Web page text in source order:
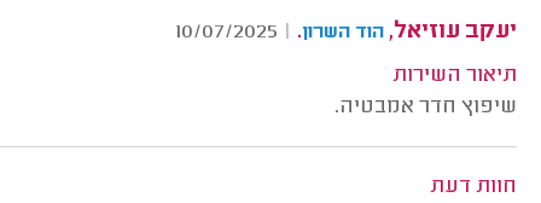
יעקב עוזיאל, הוד השרון.
|
10/07/2025
תיאור השירות
שיפוץ חדר אמבטיה.
חוות דעת